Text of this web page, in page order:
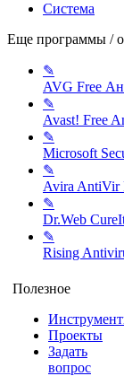
Система
Еще программы /
✎
AVG Free
✎
Avast! Free
✎
Microsoft
✎
Avira AntiVir
✎
Dr.Web
✎
Rising
Полезное
Проекты
Задать
вопрос